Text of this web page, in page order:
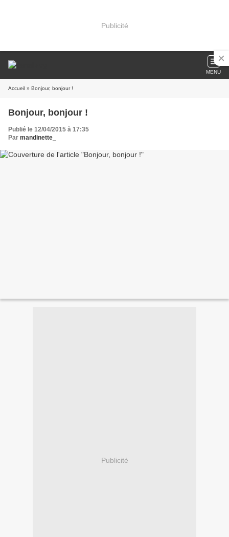
Publicité
MENU
Accueil » Bonjour, bonjour !
Bonjour, bonjour !
Publié le 12/04/2015 à 17:35
Par mandinette_
Publicité